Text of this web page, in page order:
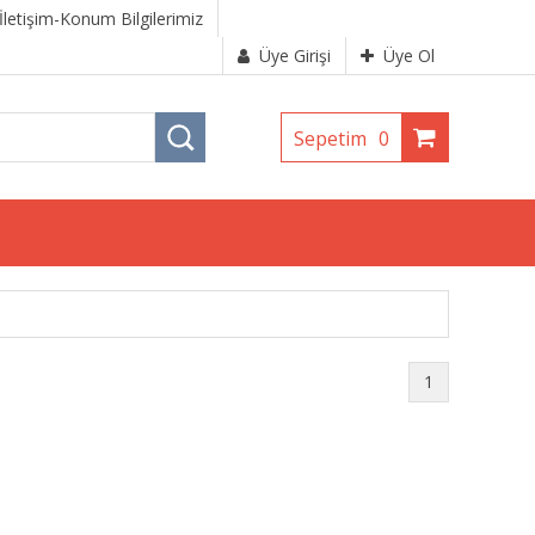
İletişim-Konum Bilgilerimiz
Üye Girişi
Üye Ol
Sepetim 0
1